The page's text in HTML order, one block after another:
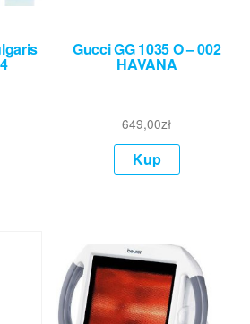
Gucci GG 1035 O – 002
HAVANA
649,00zł
Kup